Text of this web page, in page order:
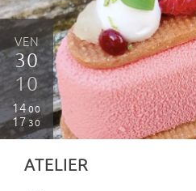
VEN
30
10
14 00
1730
ATELIER